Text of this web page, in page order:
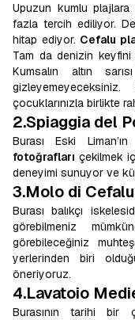
Upuzun kumlu
fazla tercih ediliyor.
hitap ediyor. Cefalu
Tam da denizin keyfini
Kumsalın altın
çocuklarınızla birlikte
2.Spiaggia del
Burası Eski
fotoğrafları çekilmek
deneyimi sunuyor ve
3.Molo di Cefalu
Burası balıkçı
görebilmeniz
görebileceğiniz
yerlerinden biri
öneriyoruz.
4.Lavatoio
Burasının tarihi bir